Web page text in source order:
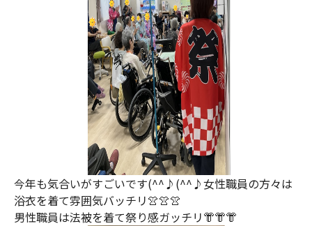
今年も気合いがすごいです(^^♪(^^♪女性職員の方々は
浴衣を着て雰囲気バッチリ👚👚👚
男性職員は法被を着て祭り感ガッチリ👘👘👘